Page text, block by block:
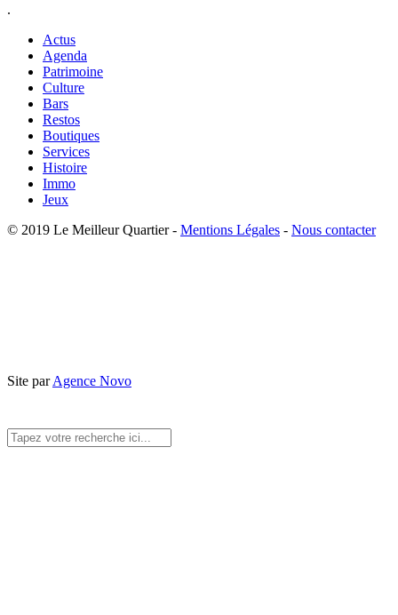
.
Actus
Agenda
Patrimoine
Culture
Bars
Restos
Boutiques
Services
Histoire
Immo
Jeux
© 2019 Le Meilleur Quartier - Mentions Légales - Nous contacter
Site parAgence Novo